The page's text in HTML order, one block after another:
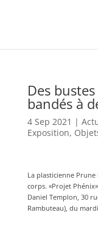
Des
bandés à
4 Sep 2021 |
Exposition,
La plasticienne
corps. «Projet
Daniel Templon, 30
Rambuteau), du